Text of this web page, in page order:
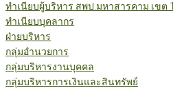
ทำเนียบผู้บริหาร สพป.มหาสารคาม เขต 1
ทำเนียบบุคลากร
ฝ่ายบริหาร
กลุ่มอำนวยการ
กลุ่มบริหารงานบุคคล
กลุ่มบริหารการเงินและสินทรัพย์